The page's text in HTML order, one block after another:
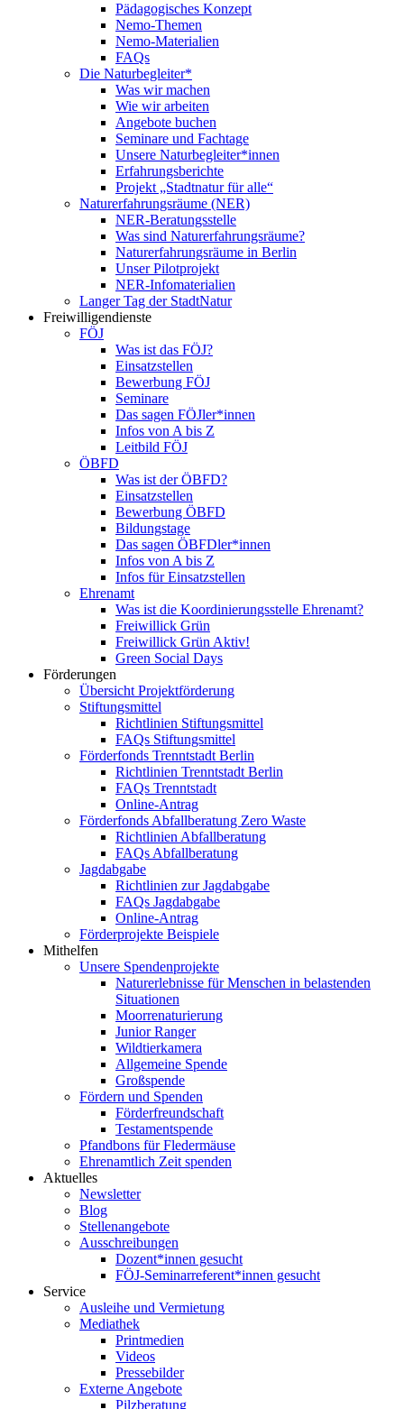
Pädagogisches Konzept
Nemo-Themen
Nemo-Materialien
FAQs
Die Naturbegleiter*
Was wir machen
Wie wir arbeiten
Angebote buchen
Seminare und Fachtage
Unsere Naturbegleiter*innen
Erfahrungsberichte
Projekt „Stadtnatur für alle“
Naturerfahrungsräume (NER)
NER-Beratungsstelle
Was sind Naturerfahrungsräume?
Naturerfahrungsräume in Berlin
Unser Pilotprojekt
NER-Infomaterialien
Langer Tag der StadtNatur
Freiwilligendienste
FÖJ
Was ist das FÖJ?
Einsatzstellen
Bewerbung FÖJ
Seminare
Das sagen FÖJler*innen
Infos von A bis Z
Leitbild FÖJ
ÖBFD
Was ist der ÖBFD?
Einsatzstellen
Bewerbung ÖBFD
Bildungstage
Das sagen ÖBFDler*innen
Infos von A bis Z
Infos für Einsatzstellen
Ehrenamt
Was ist die Koordinierungsstelle Ehrenamt?
Freiwillick Grün
Freiwillick Grün Aktiv!
Green Social Days
Förderungen
Übersicht Projektförderung
Stiftungsmittel
Richtlinien Stiftungsmittel
FAQs Stiftungsmittel
Förderfonds Trenntstadt Berlin
Richtlinien Trenntstadt Berlin
FAQs Trenntstadt
Online-Antrag
Förderfonds Abfallberatung Zero Waste
Richtlinien Abfallberatung
FAQs Abfallberatung
Jagdabgabe
Richtlinien zur Jagdabgabe
FAQs Jagdabgabe
Online-Antrag
Förderprojekte Beispiele
Mithelfen
Unsere Spendenprojekte
Naturerlebnisse für Menschen in belastenden
Situationen
Moorrenaturierung
Junior Ranger
Wildtierkamera
Allgemeine Spende
Großspende
Fördern und Spenden
Förderfreundschaft
Testamentspende
Pfandbons für Fledermäuse
Ehrenamtlich Zeit spenden
Aktuelles
Newsletter
Blog
Stellenangebote
Ausschreibungen
Dozent*innen gesucht
FÖJ-Seminarreferent*innen gesucht
Service
Ausleihe und Vermietung
Mediathek
Printmedien
Videos
Pressebilder
Externe Angebote
Pilzberatung